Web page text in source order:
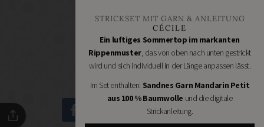
Shops
Schmuckzubehör
Nähmaschinen
STRICKSET MIT GARN & ANLEITUNG
CÉCILE
Ein luftiges Sommertop im markanten
Rippenmuster, das von oben nach unten gestrickt
wird und sich individuell in der Länge anpassen lässt.
Im Set enthalten: Sandnes Garn Mandarin Petit
aus 100 % Baumwolle und die digitale
Strickanleitung.